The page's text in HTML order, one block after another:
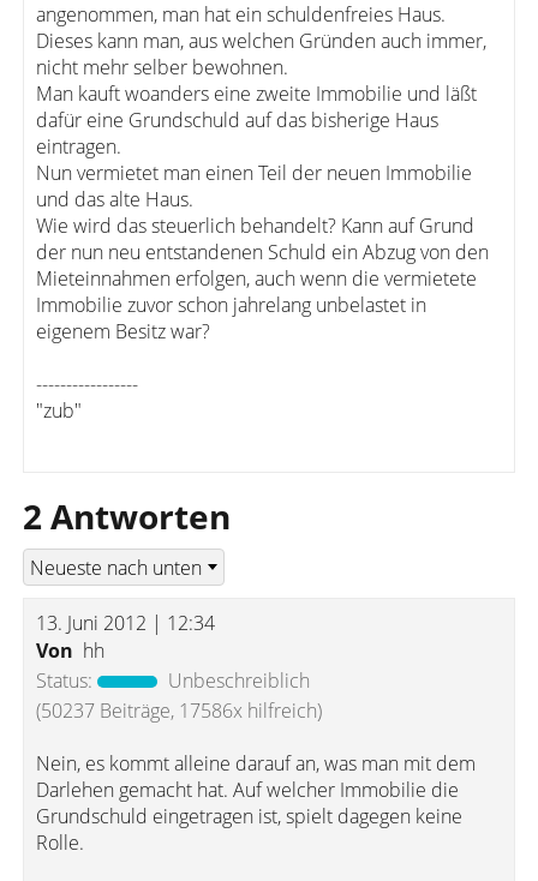
angenommen, man hat ein schuldenfreies Haus.
Dieses kann man, aus welchen Gründen auch immer,
nicht mehr selber bewohnen.
Man kauft woanders eine zweite Immobilie und läßt
dafür eine Grundschuld auf das bisherige Haus
eintragen.
Nun vermietet man einen Teil der neuen Immobilie
und das alte Haus.
Wie wird das steuerlich behandelt? Kann auf Grund
der nun neu entstandenen Schuld ein Abzug von den
Mieteinnahmen erfolgen, auch wenn die vermietete
Immobilie zuvor schon jahrelang unbelastet in
eigenem Besitz war?
-----------------
"zub"
2 Antworten
13. Juni 2012 | 12:34
Von hh
Status:
Unbeschreiblich
(50237 Beiträge, 17586x hilfreich)
Nein, es kommt alleine darauf an, was man mit dem
Darlehen gemacht hat. Auf welcher Immobilie die
Grundschuld eingetragen ist, spielt dagegen keine
Rolle.